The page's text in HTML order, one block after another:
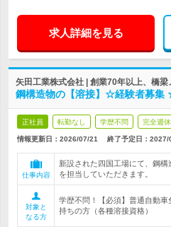
求人詳細を見る
矢田工業株式会社 | 創業70年以上、橋
鋼構造物の【溶接】☆経験者募
正社員 転勤なし 学歴不問 完全週
情報更新日：2026/07/21 終了予定日： 2027/
仕事内容
新設された四国工場にて、鋼
を担当していただきます。
対象と
なる方
学歴不問！【必須】普通自動
持ちの方（各種溶接資格）